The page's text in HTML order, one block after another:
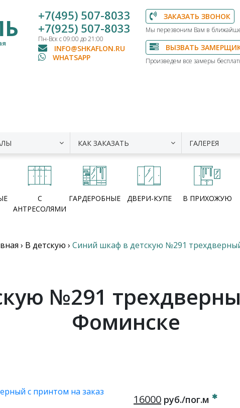
+7(495) 507-8033
+7(925) 507-8033
Пн-Вск с 09:00 до 21:00
INFO@SHKAFLON.RU
WHATSAPP
ЗАКАЗАТЬ ЗВОНОК
Мы перезвоним Вам в
ВЫЗВАТЬ
Произведем все замеры
КАК ЗАКАЗАТЬ ГАЛЕРЕЯ
С
АНТРЕСОЛЯМИ
ГАРДЕРОБНЫЕ ДВЕРИ-КУПЕ В ПРИХОЖУЮ
› В детскую › Синий шкаф в детскую №291
№291
Фоминске
16000 руб./пог.м